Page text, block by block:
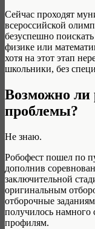
Сейчас проходят
всероссийской
безуспешно
физике или
хотя на этот этап
школьники, без
Возможно ли
проблемы?
Не знаю.
Робофест пошел по
дополнив
заключительной
оригинальным
отборочные
получилось
профилям.